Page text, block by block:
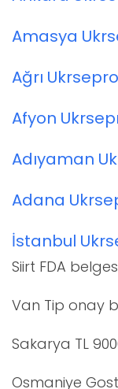
Amasya
Ağrı
Afyon
Adıyaman
Adana
İstanbul
Siirt FDA
Van Tip onay
Sakarya TL
Osmaniye